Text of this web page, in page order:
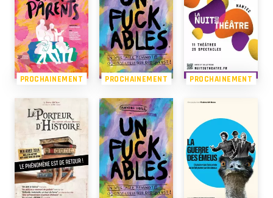
PROCHAINEMENT PROCHAINEMENT PROCHAINEMENT